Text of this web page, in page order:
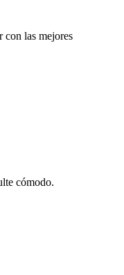
con las mejores
cómodo.